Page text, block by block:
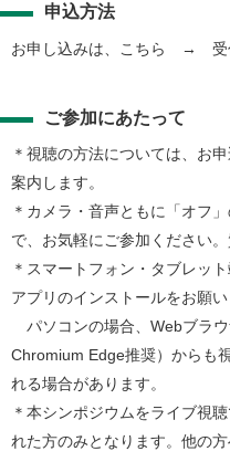
申込方法
お申し込みは、こちら → 受
ご参加にあたって
＊視聴の方法については、お
案内します。
＊カメラ・音声ともに「オフ
で、お気軽にご参加ください
＊スマートフォン・タブレッ
アプリのインストールをお願い
パソコンの場合、Webブラ
Chromium Edge推奨）からも
れる場合があります。
＊本シンポジウムをライブ視
れた方のみとなります。他の